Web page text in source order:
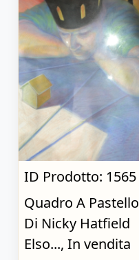
ID Prodotto: 1565
Quadro A Pastello
Di Nicky Hatfield
Elso..., In vendita